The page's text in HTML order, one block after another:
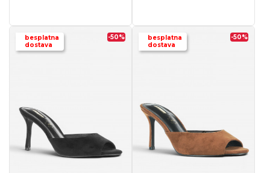
besplatna
dostava
-50%
besplatna
dostava
-50%